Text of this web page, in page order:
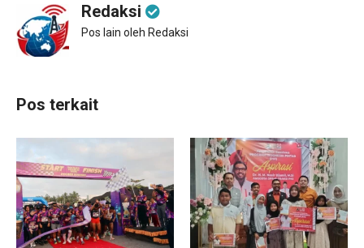
Redaksi
Pos lain oleh Redaksi
Pos terkait